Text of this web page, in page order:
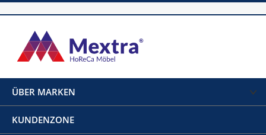
ÜBER MARKEN
KUNDENZONE